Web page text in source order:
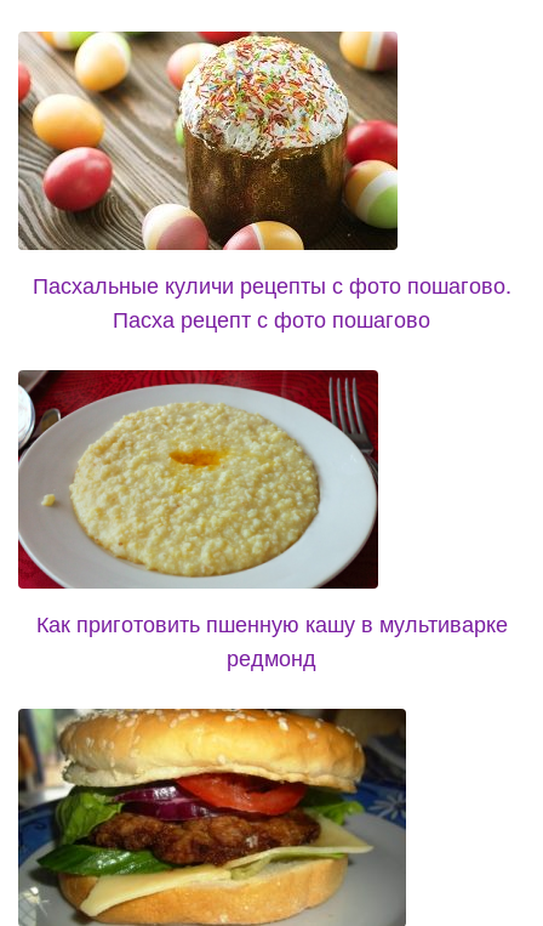
Пасхальные куличи рецепты с фото пошагово.
Пасха рецепт с фото пошагово
Как приготовить пшенную кашу в мультиварке
редмонд